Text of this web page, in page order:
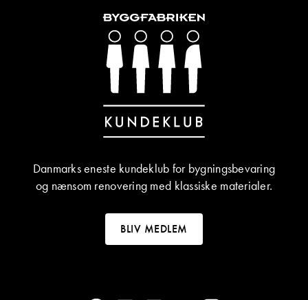
Danmarks eneste kundeklub for bygningsbevaring
og nænsom renovering med klassiske materialer.
BLIV MEDLEM